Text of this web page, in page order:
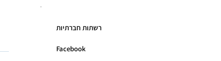
רשתות חברתיות
Facebook